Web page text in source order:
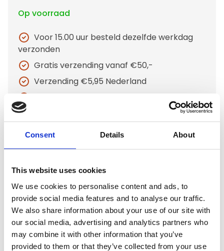
Consent Details About
This website uses cookies
We use cookies to personalise content and ads, to
provide social media features and to analyse our traffic.
We also share information about your use of our site with
our social media, advertising and analytics partners who
may combine it with other information that you’ve
provided to them or that they’ve collected from your use
Op voorraad
Voor 15.00 uur besteld dezelfde werkdag
verzonden
Gratis verzending vanaf €50,-
Verzending €5,95 Nederland
In winkelwagen
Gerelateerde producten
Animal Boulevard
Animal Boulevard Speurlijn
met handvat 8 mm. x 15
meter